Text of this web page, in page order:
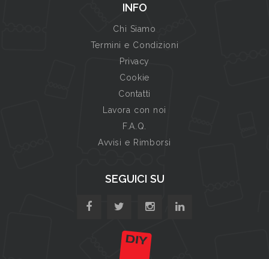
INFO
Chi Siamo
Termini e Condizioni
Privacy
Cookie
Contatti
Lavora con noi
F.A.Q.
Avvisi e Rimborsi
SEGUICI SU